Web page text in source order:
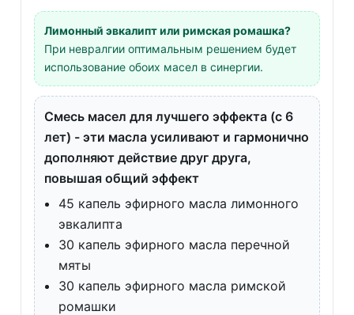
Лимонный эвкалипт или римская ромашка?
При невралгии оптимальным решением будет
использование обоих масел в синергии.
Смесь масел для лучшего эффекта (с 6
лет) - эти масла усиливают и гармонично
дополняют действие друг друга,
повышая общий эффект
45 капель эфирного масла лимонного
эвкалипта
30 капель эфирного масла перечной
мяты
30 капель эфирного масла римской
ромашки